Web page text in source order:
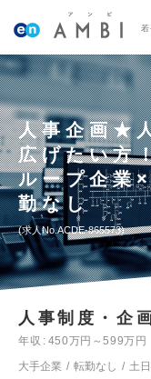
人事企画★
広げたい方
ループ企業
勤なし
求人No.ACDE-865573
人事制度・企
年収
450万円～599万円
大手企業
転勤なし 土